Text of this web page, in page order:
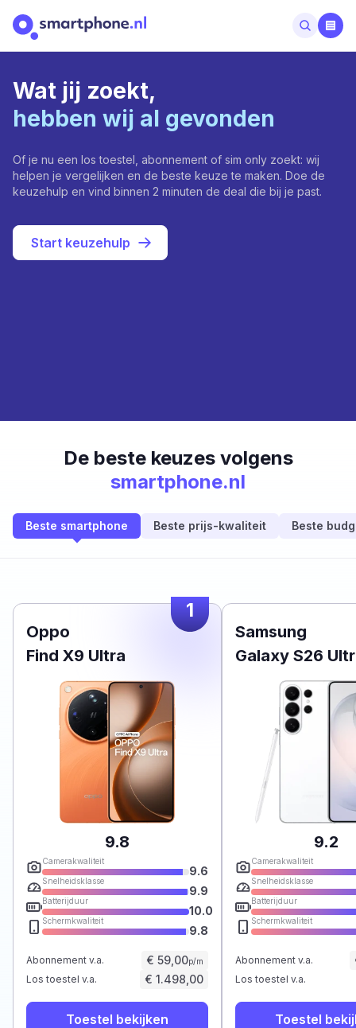
Wat jij zoekt,
hebben wij al gevonden
Of je nu een los toestel, abonnement of sim only zoekt: wij
helpen je vergelijken en de beste keuze te maken. Doe de
keuzehulp en vind binnen 2 minuten de deal die bij je past.
Start keuzehulp
De beste keuzes volgens
smartphone.nl
Beste smartphone Beste prijs-kwaliteit Beste
1
Oppo
Find X9 Ultra
9.8
Camerakwaliteit
9.6
Snelheidsklasse
9.9
Batterijduur
10.0
Schermkwaliteit
9.8
Abonnement v.a. € 59,00p/m
Los toestel v.a. € 1.498,00
Toestel bekijken
Samsung
Galaxy S26
9.2
Camerakwaliteit
Snelheidsklasse
Batterijduur
Schermkwaliteit
Abonnement v.a.
Los toestel v.a.
Toestel